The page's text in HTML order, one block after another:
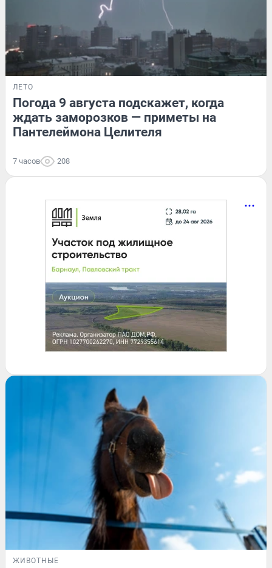
ЛЕТО
Погода 9 августа подскажет, когда
ждать заморозков — приметы на
Пантелеймона Целителя
7 часов 208
ЖИВОТНЫЕ